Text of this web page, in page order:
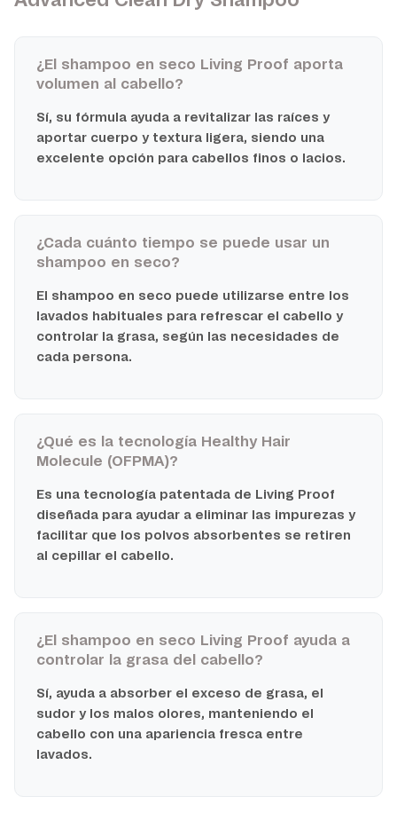
¿El shampoo en seco Living Proof aporta
volumen al cabello?
Sí, su fórmula ayuda a revitalizar las raíces y
aportar cuerpo y textura ligera, siendo una
excelente opción para cabellos finos o lacios.
¿Cada cuánto tiempo se puede usar un
shampoo en seco?
El shampoo en seco puede utilizarse entre los
lavados habituales para refrescar el cabello y
controlar la grasa, según las necesidades de
cada persona.
¿Qué es la tecnología Healthy Hair
Molecule (OFPMA)?
Es una tecnología patentada de Living Proof
diseñada para ayudar a eliminar las impurezas y
facilitar que los polvos absorbentes se retiren
al cepillar el cabello.
¿El shampoo en seco Living Proof ayuda a
controlar la grasa del cabello?
Sí, ayuda a absorber el exceso de grasa, el
sudor y los malos olores, manteniendo el
cabello con una apariencia fresca entre
lavados.